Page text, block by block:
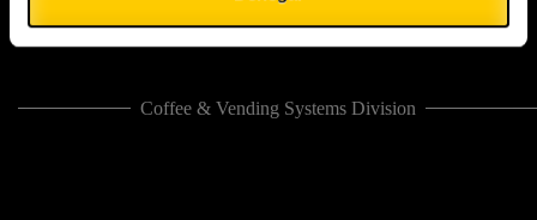
Coffee & Vending Systems Division